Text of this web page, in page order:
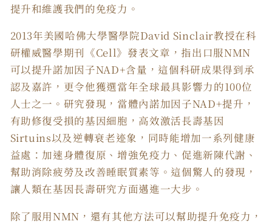
提升和維護我們的免疫力。
2013年美國哈佛大學醫學院David Sinclair教授在科
研權威醫學期刊《Cell》發表文章，指出口服NMN
可以提升諾加因子NAD+含量，這個科研成果得到承
認及嘉許，更令他獲選當年全球最具影響力的100位
人士之一。研究發現，當體內諾加因子NAD+提升，
有助修復受損的基因細胞，高效激活長壽基因
Sirtuins以及逆轉衰老迹象，同時能增加一系列健康
益處：加速身體復原、增強免疫力、促進新陳代謝、
幫助消除疲勞及改善睡眠質素等。這個驚人的發現，
讓人類在基因長壽研究方面邁進一大步。
除了服用NMN，還有其他方法可以幫助提升免疫力，